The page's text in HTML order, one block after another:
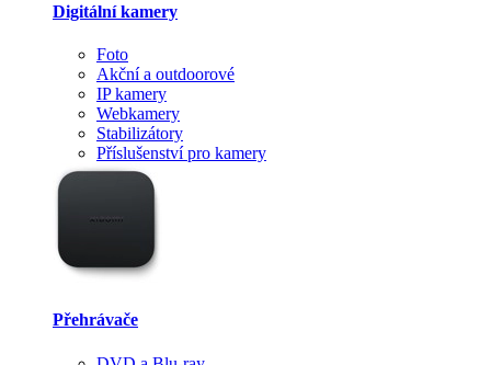
Digitální kamery
Foto
Akční a outdoorové
IP kamery
Webkamery
Stabilizátory
Příslušenství pro kamery
Přehrávače